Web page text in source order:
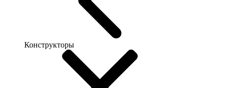
Конструкторы